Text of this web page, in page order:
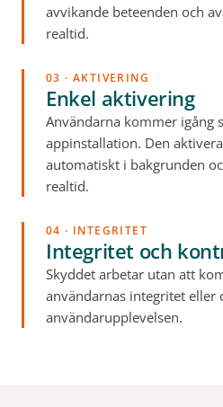
avvikande beteenden och
realtid.
03 · AKTIVERING
Enkel aktivering
Användarna kommer igång
appinstallation. Den
automatiskt i bakgrunden
realtid.
04 · INTEGRITET
Integritet och
Skyddet arbetar utan att
användarnas integritet eller
användarupplevelsen.